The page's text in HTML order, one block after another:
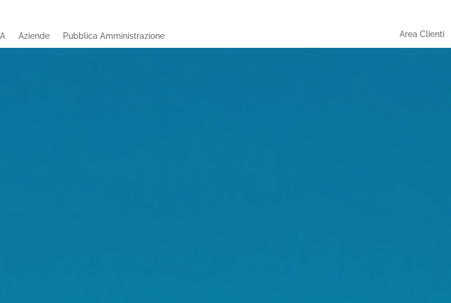
Aziende Pubblica Amministrazione Area Clienti